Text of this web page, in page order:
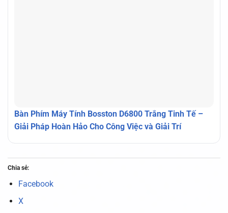
Bàn Phím Máy Tính Bosston D6800 Trắng Tinh Tế –
Giải Pháp Hoàn Hảo Cho Công Việc và Giải Trí
Chia sẻ:
Facebook
X